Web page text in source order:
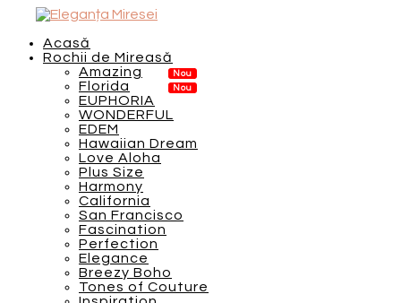
Acasă
Rochii de Mireasă
Amazing
Florida
EUPHORIA
WONDERFUL
EDEM
Hawaiian Dream
Love Aloha
Plus Size
Harmony
California
San Francisco
Fascination
Perfection
Elegance
Breezy Boho
Tones of Couture